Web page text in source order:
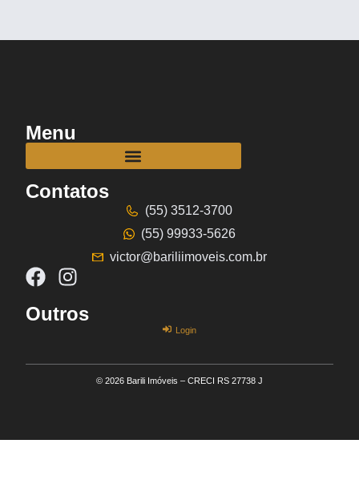
Menu
Contatos
(55) 3512-3700
(55) 99933-5626
victor@bariliimoveis.com.br
Outros
Login
© 2026 Barili Imóveis – CRECI RS 27738 J